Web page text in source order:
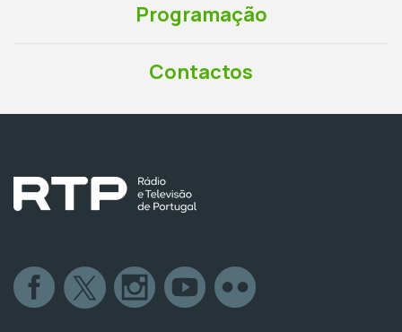
Programação
Contactos